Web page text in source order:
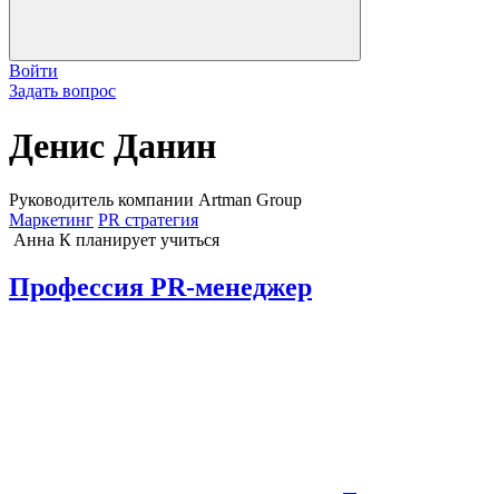
Войти
Задать вопрос
Денис Данин
Руководитель компании Artman Group
Маркетинг PR стратегия
Анна К планирует учиться
Профессия PR-менеджер